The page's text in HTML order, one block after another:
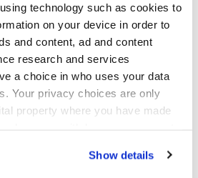
technology such as cookies to
on your device in order to
and content, ad and content
research and services
a choice in who uses your data
Your privacy choices are only
property where you have made
Show details
inkluderade en analys av
vilket inte visade
sedan den tidigare
omvärderadeOriolasin
vilket påverkade
ämnen, medan själva